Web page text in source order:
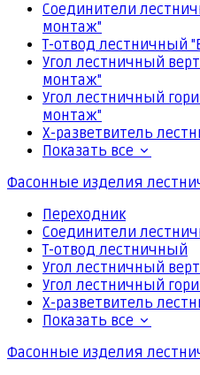
Соединители
монтаж"
Т-отвод лестничный
Угол лестничный
монтаж"
Угол лестничный
монтаж"
Х-разветвитель
Показать все
Фасонные изделия
Переходник
Соединители
Т-отвод лестничный
Угол лестничный
Угол лестничный
Х-разветвитель
Показать все
Фасонные изделия